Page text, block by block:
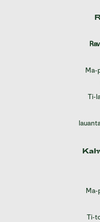
Ma-
Ti-
Ma-
Ti-